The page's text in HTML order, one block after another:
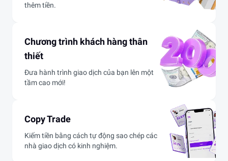
thêm tiền.
Chương trình khách hàng thân
thiết
Đưa hành trình giao dịch của bạn lên một
tầm cao mới!
Copy Trade
Kiếm tiền bằng cách tự động sao chép các
nhà giao dịch có kinh nghiệm.